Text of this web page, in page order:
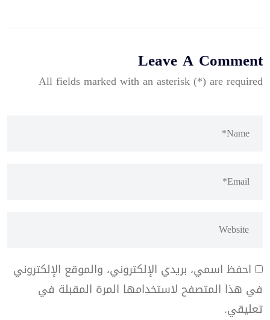
Leave A Comment
All fields marked with an asterisk (*) are required
احفظ اسمي، بريدي الإلكتروني، والموقع الإلكتروني
في هذا المتصفح لاستخدامها المرة المقبلة في
تعليقي.